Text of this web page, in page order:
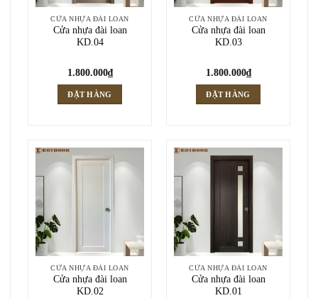
CỬA NHỰA ĐÀI LOAN
Cửa nhựa đài loan
KD.04
1.800.000₫
ĐẶT HÀNG
CỬA NHỰA ĐÀI LOAN
Cửa nhựa đài loan
KD.03
1.800.000₫
ĐẶT HÀNG
CỬA NHỰA ĐÀI LOAN
Cửa nhựa đài loan
KD.02
CỬA NHỰA ĐÀI LOAN
Cửa nhựa đài loan
KD.01